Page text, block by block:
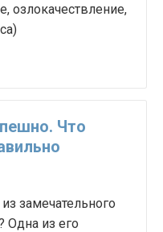
озлокачествление,
Что
замечательного
из его